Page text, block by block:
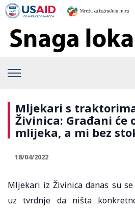
Mljekari s
Živinica: Građani će
mlijeka, a mi bez
18/04/2022
Mljekari iz Živinica danas su
uz tvrdnje da ništa